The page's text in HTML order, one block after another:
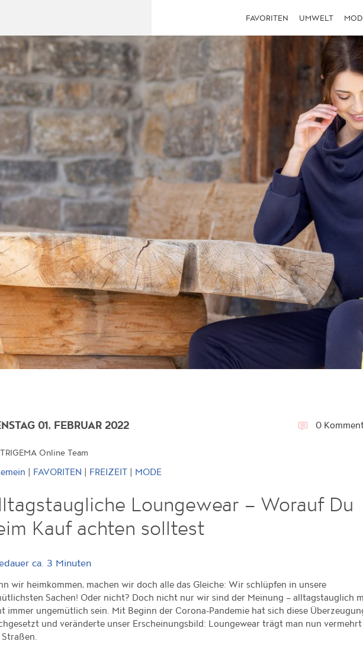
FAVORITEN UMWELT
01, FEBRUAR 2022 0
Online Team
FAVORITEN FREIZEIT MODE
Loungewear – Worauf Du
Kauf achten solltest
ca.3 Minuten
wir heimkommen, machen wir doch alle das Gleiche: Wir schlüpfen in unsere
Sachen! Oder nicht? Doch nicht nur wir sind der Meinung – alltagstauglich
immer ungemütlich sein. Mit Beginn der Corona-Pandemie hat sich diese
und veränderte unser Erscheinungsbild: Loungewear trägt man nun